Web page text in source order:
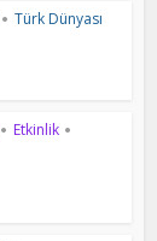
• Türk Dünyası
• Etkinlik •